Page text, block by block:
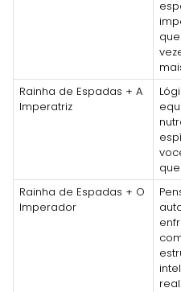
Rainha de Espadas + A
Imperatriz
Rainha de Espadas + O
Imperador
real.